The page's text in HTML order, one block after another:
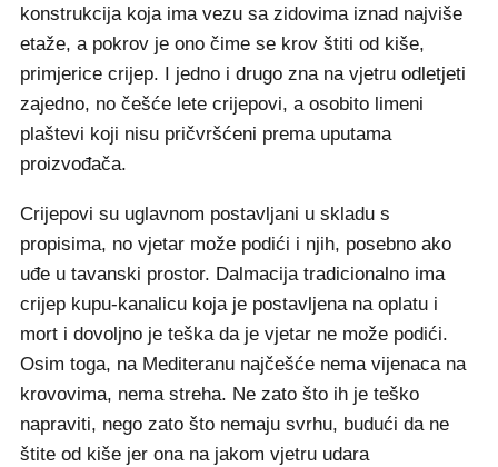
konstrukcija koja ima vezu sa zidovima iznad najviše
etaže, a pokrov je ono čime se krov štiti od kiše,
primjerice crijep. I jedno i drugo zna na vjetru odletjeti
zajedno, no češće lete crijepovi, a osobito limeni
plaštevi koji nisu pričvršćeni prema uputama
proizvođača.
Crijepovi su uglavnom postavljani u skladu s
propisima, no vjetar može podići i njih, posebno ako
uđe u tavanski prostor. Dalmacija tradicionalno ima
crijep kupu-kanalicu koja je postavljena na oplatu i
mort i dovoljno je teška da je vjetar ne može podići.
Osim toga, na Mediteranu najčešće nema vijenaca na
krovovima, nema streha. Ne zato što ih je teško
napraviti, nego zato što nemaju svrhu, budući da ne
štite od kiše jer ona na jakom vjetru udara